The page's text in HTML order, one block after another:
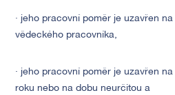
· jeho pracovní poměr je uzavřen
vědeckého pracovníka,
· jeho pracovní poměr je uzavřen
roku nebo na dobu neurčitou a